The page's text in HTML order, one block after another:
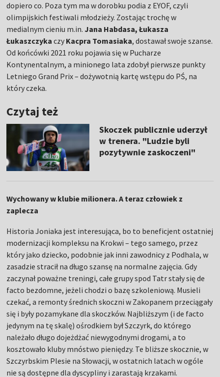
dopiero co. Poza tym ma w dorobku podia z EYOF, czyli
olimpijskich festiwali młodzieży. Zostając trochę w
medialnym cieniu m.in. Jana Habdasa, Łukasza
Łukaszczykaczy Kacpra Tomasiaka, dostawał swoje szanse.
Od końcówki 2021 roku pojawia się w Pucharze
Kontynentalnym, a minionego lata zdobył pierwsze punkty
Letniego Grand Prix – dożywotnią kartę wstępu do PŚ, na
który czeka.
Czytaj też
Skoczek publicznie uderzył
w trenera. "Ludzie byli
pozytywnie zaskoczeni"
Wychowany w klubie milionera. A teraz człowiek z
zaplecza
Historia Joniaka jest interesująca, bo to beneficjent ostatniej
modernizacji kompleksu na Krokwi – tego samego, przez
który jako dziecko, podobnie jak inni zawodnicy z Podhala, w
zasadzie stracił na długo szansę na normalne zajęcia. Gdy
zaczynał poważne treningi, całe grupy spod Tatr stały się de
facto bezdomne, jeżeli chodzi o bazę szkoleniową. Musieli
czekać, a remonty średnich skoczni w Zakopanem przeciągały
się i były pozamykane dla skoczków. Najbliższym (i de facto
jedynym na tę skalę) ośrodkiem był Szczyrk, do którego
należało długo dojeżdżać niewygodnymi drogami, a to
kosztowało kluby mnóstwo pieniędzy. Te bliższe skocznie, w
Szczyrbskim Plesie na Słowacji, w ostatnich latach w ogóle
nie są dostępne dla dyscypliny i zarastają krzakami.